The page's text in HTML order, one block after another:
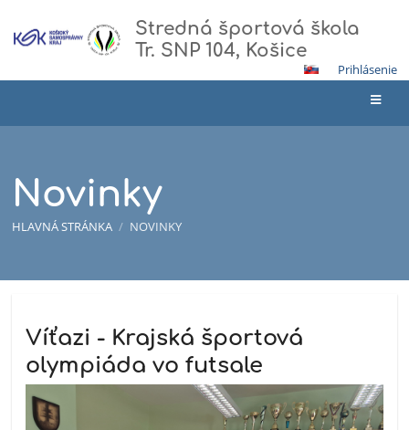
Stredná športová škola
Tr. SNP 104, Košice
Prihlásenie
Novinky
HLAVNÁ STRÁNKA / NOVINKY
Víťazi - Krajská športová
olympiáda vo futsale